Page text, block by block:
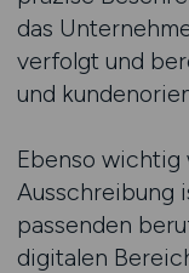
das
verfolgt und
und
Ebenso wichtig
Ausschreibung
passenden
digitalen